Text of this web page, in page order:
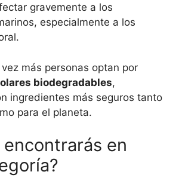
gravemente a los
especialmente a los
más personas optan por
biodegradables,
ingredientes más seguros tanto
para el planeta.
encontrarás en